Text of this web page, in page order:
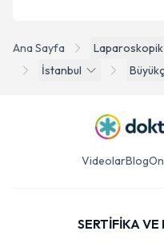
Ana Sayfa
İstanbul
VideolarBlog
SERTİFİKA